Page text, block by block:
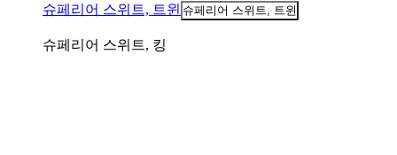
슈페리어 스위트, 트윈 슈페리어 스위트, 트윈
슈페리어 스위트, 킹